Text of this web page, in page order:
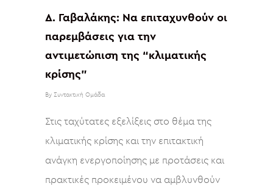
Δ. Γαβαλάκης: Να επιταχυνθούν οι
παρεμβάσεις για την
αντιμετώπιση της “κλιματικής
κρίσης”
By Συντακτική Ομάδα
Στις ταχύτατες εξελίξεις στο θέμα της
κλιματικής κρίσης και την επιτακτική
ανάγκη ενεργοποίησης με προτάσεις και
πρακτικές προκειμένου να αμβλυνθούν